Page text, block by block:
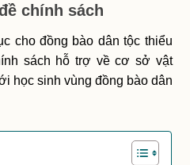
chính sách
cho đồng bào dân tộc thiểu
sách hỗ trợ về cơ sở vật
học sinh vùng đồng bào dân